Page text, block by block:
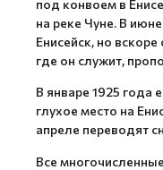
под конвоем в
на реке Чуне. В
Енисейск, но
где он служит,
В январе 1925 года
глухое место на
апреле переводят
Все